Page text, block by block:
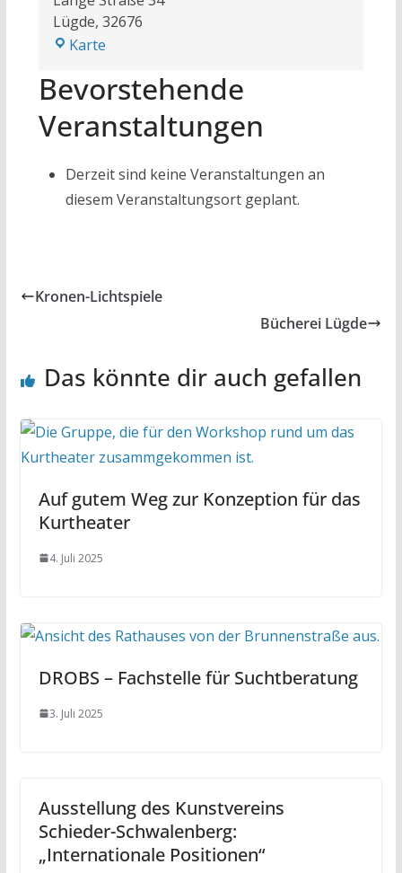
Lügde, 32676
KarteMehrgenerationenhaus
Bevorstehende
Veranstaltungen
Derzeit sind keine Veranstaltungen an
diesem Veranstaltungsort geplant.
Kronen-Lichtspiele
Bücherei Lügde
Das könnte dir auch gefallen
Auf gutem Weg zur Konzeption für das
Kurtheater
4. Juli 2025
DROBS – Fachstelle für Suchtberatung
3. Juli 2025
Ausstellung des Kunstvereins
Schieder-Schwalenberg:
„Internationale Positionen“